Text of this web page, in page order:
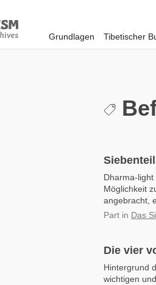
Grundlagen Tibetischer
Dharma-
Möglichkeit
angebracht,
Part in Das
Die vier
Hintergrund
wichtigen